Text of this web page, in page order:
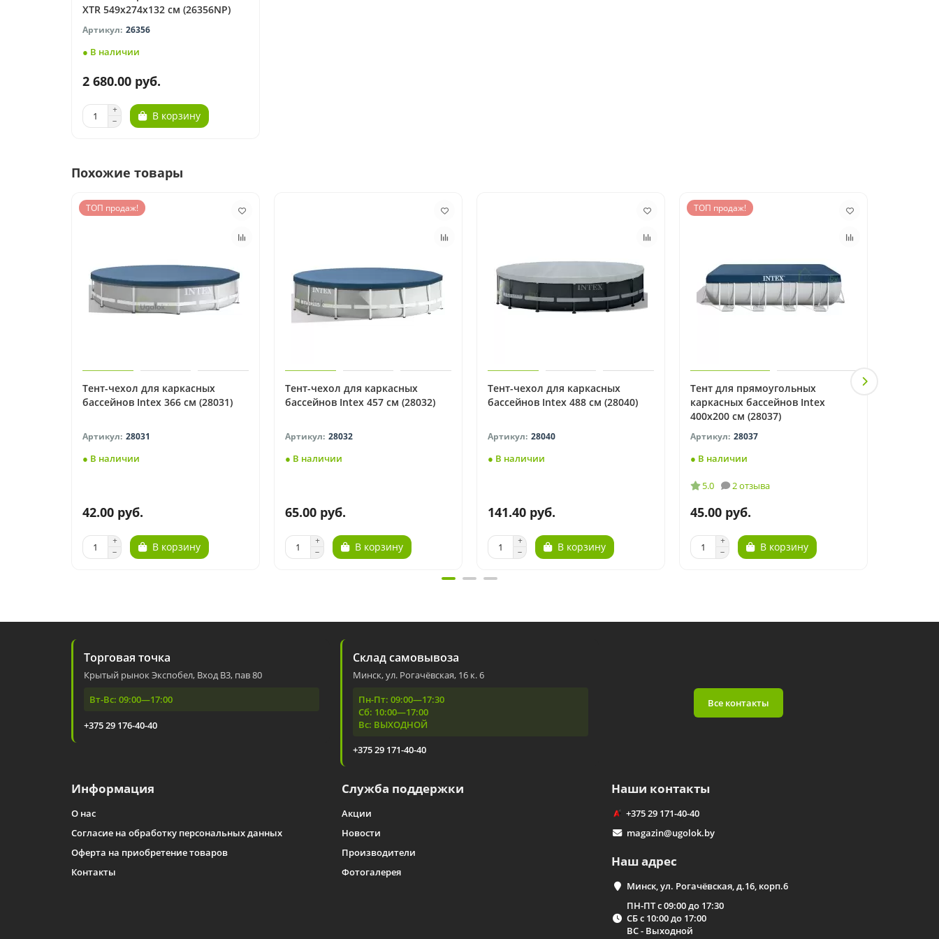
XTR 549x274x132 см (26356NP)
26356
● В наличии
2 680.00 руб.
В корзину
Похожие товары
ТОП продаж!
Тент-чехол для каркасных
бассейнов Intex 366 см (28031)
28031
● В наличии
42.00 руб.
В корзину
Тент-чехол для каркасных
бассейнов Intex 457 см (28032)
28032
● В наличии
65.00 руб.
В корзину
Тент-чехол для каркасных
бассейнов Intex 488 см (28040)
28040
● В наличии
141.40 руб.
В корзину
ТОП продаж!
Тент для прямоугольных
каркасных бассейнов Intex
400x200 см (28037)
28037
● В наличии
5.0 2 отзыва
45.00 руб.
В корзину
Торговая точка
Крытый рынок Экспобел, Вход В3, пав 80
Вт-Вс: 09:00—17:00
+375 29 176-40-40
Склад самовывоза
Минск, ул. Рогачёвская, 16 к. 6
Пн-Пт: 09:00—17:30
Сб: 10:00—17:00
Вс: ВЫХОДНОЙ
+375 29 171-40-40
Все контакты
Информация
О нас
Согласие на обработку персональных данных
Оферта на приобретение товаров
Контакты
Служба поддержки
Акции
Новости
Производители
Фотогалерея
Наши контакты
+375 29 171-40-40
magazin@ugolok.by
Наш адрес
Минск, ул. Рогачёвская, д.16, корп.6
ПН-ПТ с 09:00 до 17:30
СБ с 10:00 до 17:00
ВС - Выходной